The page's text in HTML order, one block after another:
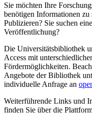
Sie möchten Ihre
benötigen Informationen zu
Publizieren? Sie suchen
Veröffentlichung?
Die Universitätsbibliothek
Access mit
Fördermöglichkeiten.
Angebote der Bibliothek
individuelle Anfrage an
Weiterführende Links und
finden Sie über die